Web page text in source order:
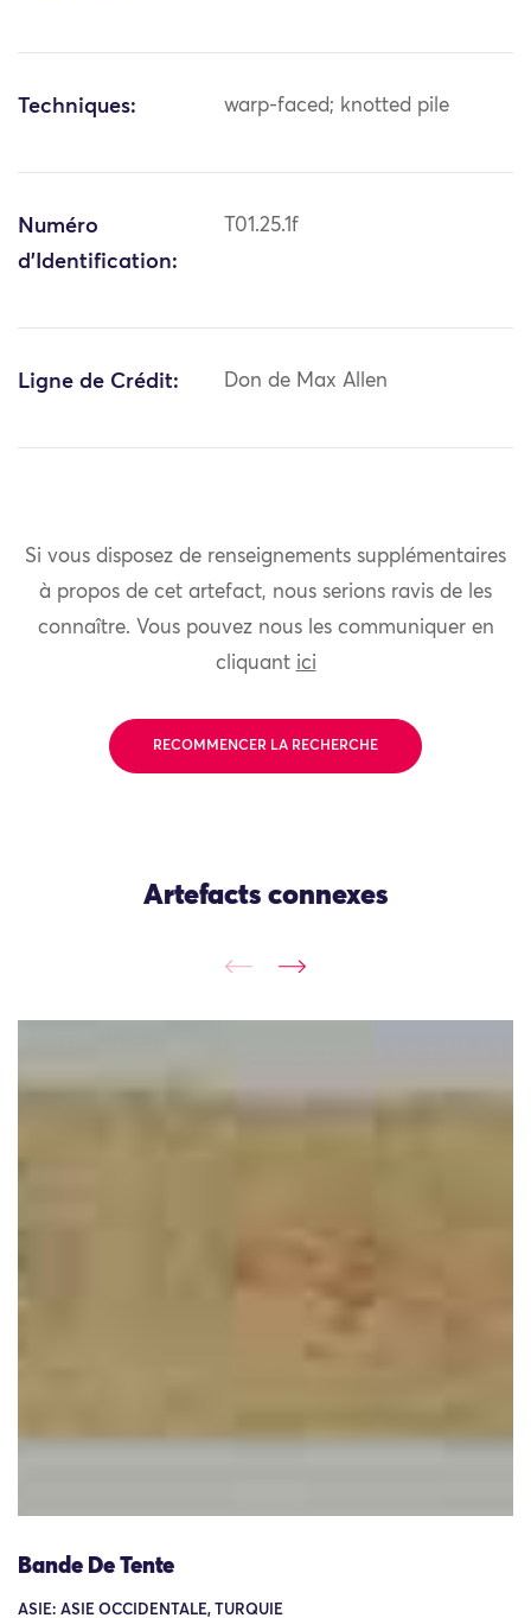
Techniques: warp-faced; knotted pile
Numéro
d'Identification:
T01.25.1f
Ligne de Crédit: Don de Max Allen
Si vous disposez de renseignements supplémentaires
à propos de cet artefact, nous serions ravis de les
connaître. Vous pouvez nous les communiquer en
cliquant ici
RECOMMENCER LA RECHERCHE
Artefacts connexes
Bande De Tente
ASIE: ASIE OCCIDENTALE, TURQUIE